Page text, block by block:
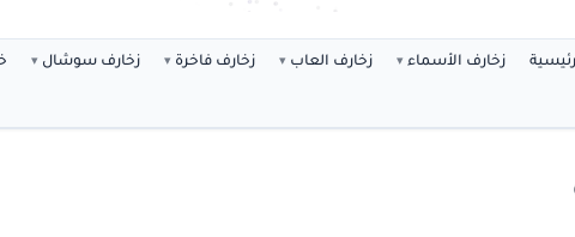
زخارف الأسماء زخارف العاب زخارف فاخرة زخارف سوشال